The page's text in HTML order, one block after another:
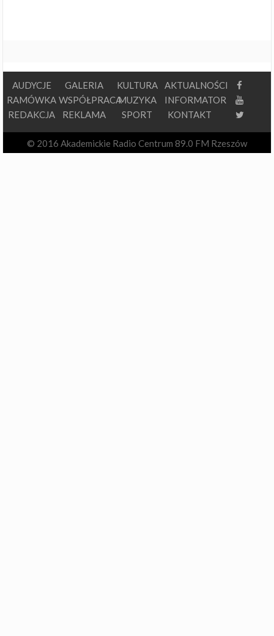
AUDYCJE
RAMÓWKA
REDAKCJA
GALERIA
WSPÓŁPRACA
REKLAMA
KULTURA
MUZYKA
SPORT
AKTUALNOŚCI
INFORMATOR
KONTAKT
© 2016 Akademickie Radio Centrum 89.0 FM Rzeszów